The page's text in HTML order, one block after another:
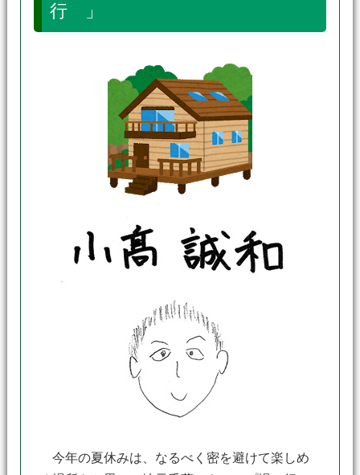
行 」
今年の夏休みは、なるべく密を避けて楽しめ